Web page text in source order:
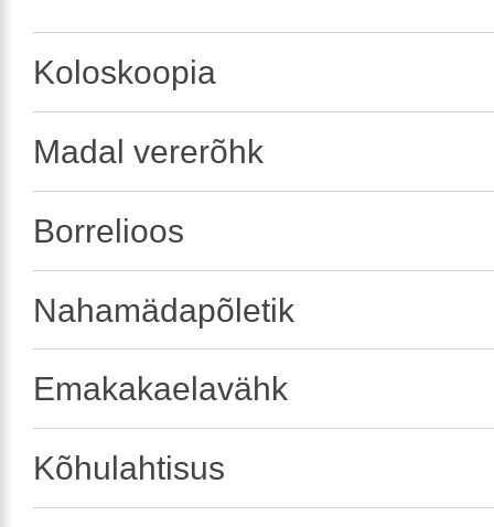
Koloskoopia
Madal vererõhk
Borrelioos
Nahamädapõletik
Emakakaelavähk
Kõhulahtisus